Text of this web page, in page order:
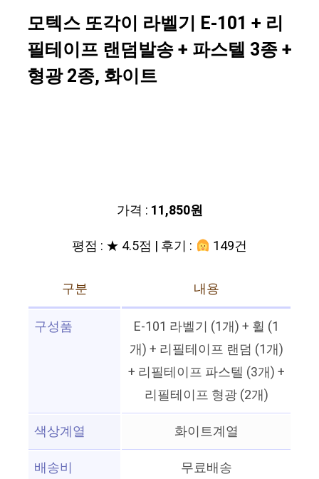
모텍스 또각이 라벨기 E-101 + 리
필테이프 랜덤발송 + 파스텔 3종 +
형광 2종, 화이트
가격 : 11,850원
평점 : ★ 4.5점 | 후기 :
149건
구분
내용
구성품
E-101 라벨기 (1개) + 휠 (1
개) + 리필테이프 랜덤 (1개)
+ 리필테이프 파스텔 (3개) +
리필테이프 형광 (2개)
색상계열
화이트계열
배송비
무료배송